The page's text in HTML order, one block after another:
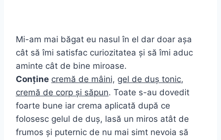
Mi-am mai băgat eu nasul în el dar doar așa
cât să îmi satisfac curiozitatea și să îmi aduc
aminte cât de bine miroase.
Conține cremă de mâini, gel de duș tonic,
cremă de corp și săpun. Toate s-au dovedit
foarte bune iar crema aplicată după ce
folosesc gelul de duș, lasă un miros atât de
frumos și puternic de nu mai simt nevoia să